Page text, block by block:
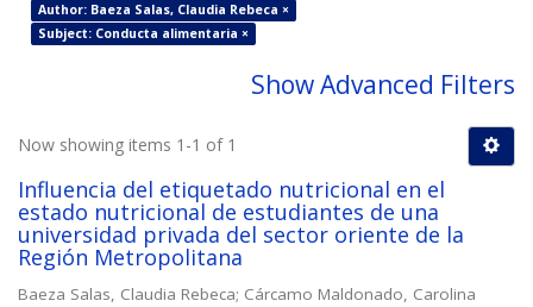
Author: Baeza Salas, Claudia Rebeca ×
Subject: Conducta alimentaria ×
Show Advanced Filters
Now showing items 1-1 of 1
Influencia del etiquetado nutricional en el
estado nutricional de estudiantes de una
universidad privada del sector oriente de la
Región Metropolitana
Baeza Salas, Claudia Rebeca; Cárcamo Maldonado, Carolina